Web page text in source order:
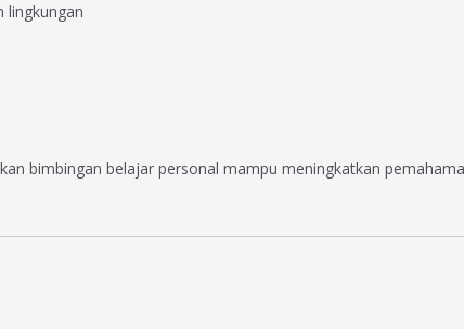
lingkungan
bimbingan belajar personal mampu meningkatkan